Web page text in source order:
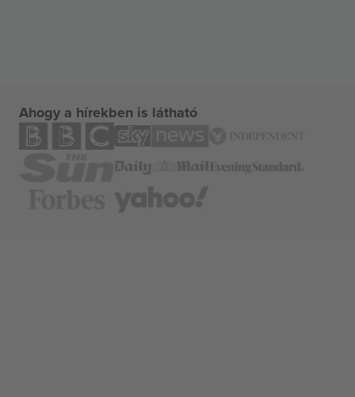
Ahogy a hírekben is látható